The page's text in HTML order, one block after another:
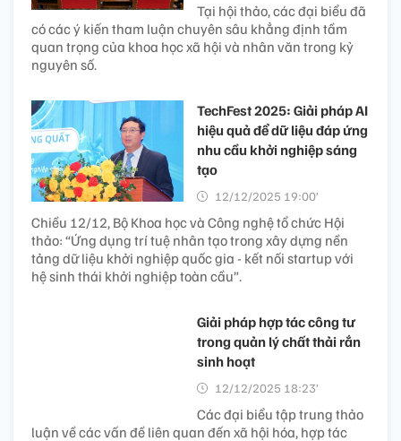
Tại hội thảo, các đại biểu đã
có các ý kiến tham luận chuyên sâu khẳng định tầm
quan trọng của khoa học xã hội và nhân văn trong kỷ
nguyên số.
TechFest 2025: Giải pháp AI
hiệu quả để dữ liệu đáp ứng
nhu cầu khởi nghiệp sáng
tạo
12/12/2025 19:00’
Chiều 12/12, Bộ Khoa học và Công nghệ tổ chức Hội
thảo: “Ứng dụng trí tuệ nhân tạo trong xây dựng nền
tảng dữ liệu khởi nghiệp quốc gia - kết nối startup với
hệ sinh thái khởi nghiệp toàn cầu”.
Giải pháp hợp tác công tư
trong quản lý chất thải rắn
sinh hoạt
12/12/2025 18:23’
Các đại biểu tập trung thảo
luận về các vấn đề liên quan đến xã hội hóa, hợp tác